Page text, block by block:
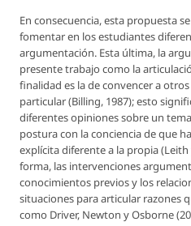
En consecuencia, esta propuesta
fomentar en los estudiantes
argumentación. Esta última, la
presente trabajo como la
finalidad es la de convencer a
particular (Billing, 1987); esto
diferentes opiniones sobre un
postura con la conciencia de que
explícita diferente a la propia
forma, las intervenciones
conocimientos previos y los
situaciones para articular razones
como Driver, Newton y Osborne